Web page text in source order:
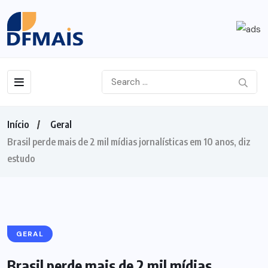
Início
Geral
Brasil perde mais de 2 mil mídias jornalísticas em 10 anos, diz
estudo
GERAL